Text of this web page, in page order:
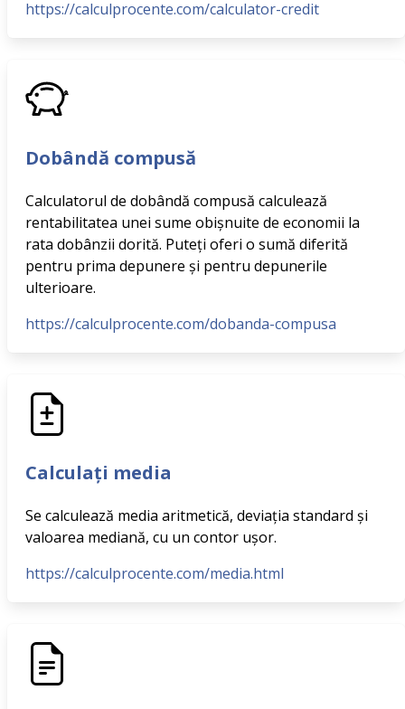
https://calculprocente.com/calculator-credit
Dobândă compusă
Calculatorul de dobândă compusă calculează
rentabilitatea unei sume obișnuite de economii la
rata dobânzii dorită. Puteți oferi o sumă diferită
pentru prima depunere și pentru depunerile
ulterioare.
https://calculprocente.com/dobanda-compusa
Calculați media
Se calculează media aritmetică, deviația standard și
valoarea mediană, cu un contor ușor.
https://calculprocente.com/media.html